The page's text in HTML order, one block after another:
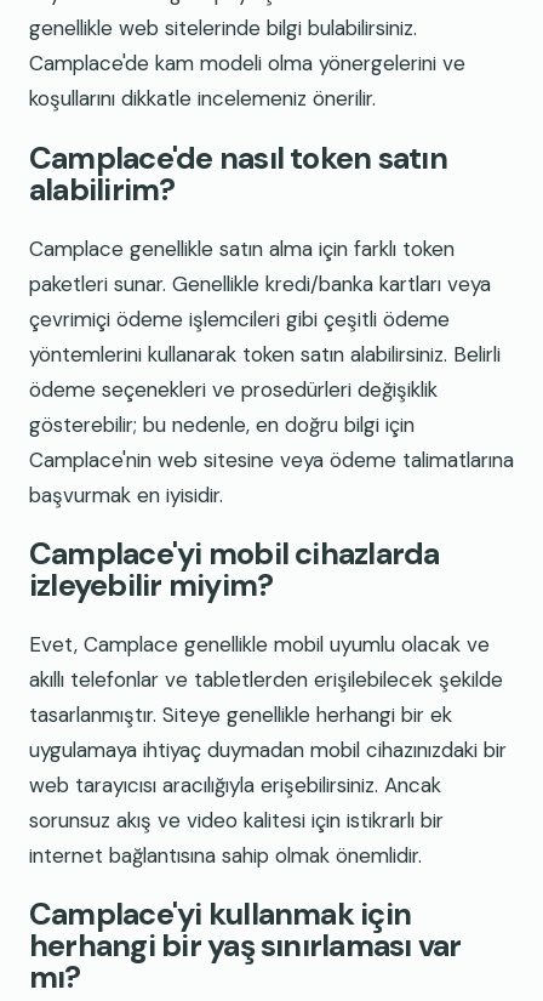
genellikle web sitelerinde bilgi bulabilirsiniz.
Camplace'de kam modeli olma yönergelerini ve
koşullarını dikkatle incelemeniz önerilir.
Camplace'de nasıl token satın
alabilirim?
Camplace genellikle satın alma için farklı token
paketleri sunar. Genellikle kredi/banka kartları veya
çevrimiçi ödeme işlemcileri gibi çeşitli ödeme
yöntemlerini kullanarak token satın alabilirsiniz. Belirli
ödeme seçenekleri ve prosedürleri değişiklik
gösterebilir; bu nedenle, en doğru bilgi için
Camplace'nin web sitesine veya ödeme talimatlarına
başvurmak en iyisidir.
Camplace'yi mobil cihazlarda
izleyebilir miyim?
Evet, Camplace genellikle mobil uyumlu olacak ve
akıllı telefonlar ve tabletlerden erişilebilecek şekilde
tasarlanmıştır. Siteye genellikle herhangi bir ek
uygulamaya ihtiyaç duymadan mobil cihazınızdaki bir
web tarayıcısı aracılığıyla erişebilirsiniz. Ancak
sorunsuz akış ve video kalitesi için istikrarlı bir
internet bağlantısına sahip olmak önemlidir.
Camplace'yi kullanmak için
herhangi bir yaş sınırlaması var
mı?